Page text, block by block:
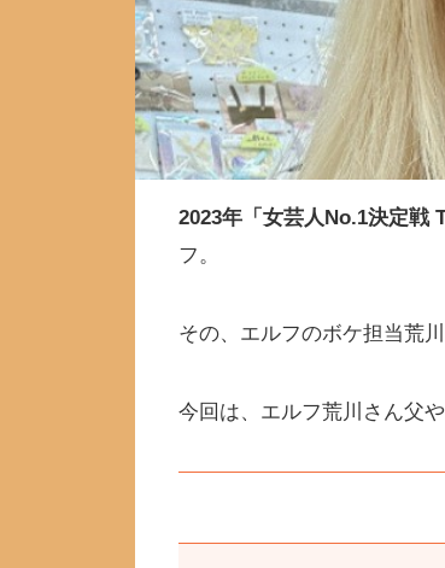
2023年「女芸人No.1決定戦
フ。
その、エルフのボケ担当荒
今回は、エルフ荒川さん父